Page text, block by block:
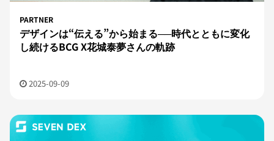
PARTNER
デザインは“伝える”から始まる──時代とともに変化
し続けるBCG X花城泰夢さんの軌跡
2025-09-09